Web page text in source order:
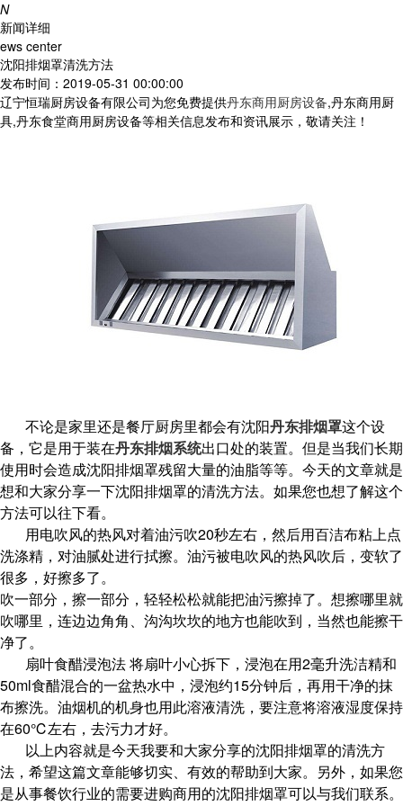
N
新闻详细
ews center
沈阳排烟罩清洗方法
发布时间：2019-05-31 00:00:00
辽宁恒瑞厨房设备有限公司为您免费提供丹东商用厨房设备,丹东商用厨
具,丹东食堂商用厨房设备等相关信息发布和资讯展示，敬请关注！
不论是家里还是餐厅厨房里都会有沈阳丹东排烟罩这个设
备，它是用于装在丹东排烟系统出口处的装置。但是当我们长期
使用时会造成沈阳排烟罩残留大量的油脂等等。今天的文章就是
想和大家分享一下沈阳排烟罩的清洗方法。如果您也想了解这个
方法可以往下看。
用电吹风的热风对着油污吹20秒左右，然后用百洁布粘上点
洗涤精，对油腻处进行拭擦。油污被电吹风的热风吹后，变软了
很多，好擦多了。
吹一部分，擦一部分，轻轻松松就能把油污擦掉了。想擦哪里就
吹哪里，连边边角角、沟沟坎坎的地方也能吹到，当然也能擦干
净了。
扇叶食醋浸泡法 将扇叶小心拆下，浸泡在用2毫升洗洁精和
50ml食醋混合的一盆热水中，浸泡约15分钟后，再用干净的抹
布擦洗。油烟机的机身也用此溶液清洗，要注意将溶液湿度保持
在60℃左右，去污力才好。
以上内容就是今天我要和大家分享的沈阳排烟罩的清洗方
法，希望这篇文章能够切实、有效的帮助到大家。另外，如果您
是从事餐饮行业的需要进购商用的沈阳排烟罩可以与我们联系。